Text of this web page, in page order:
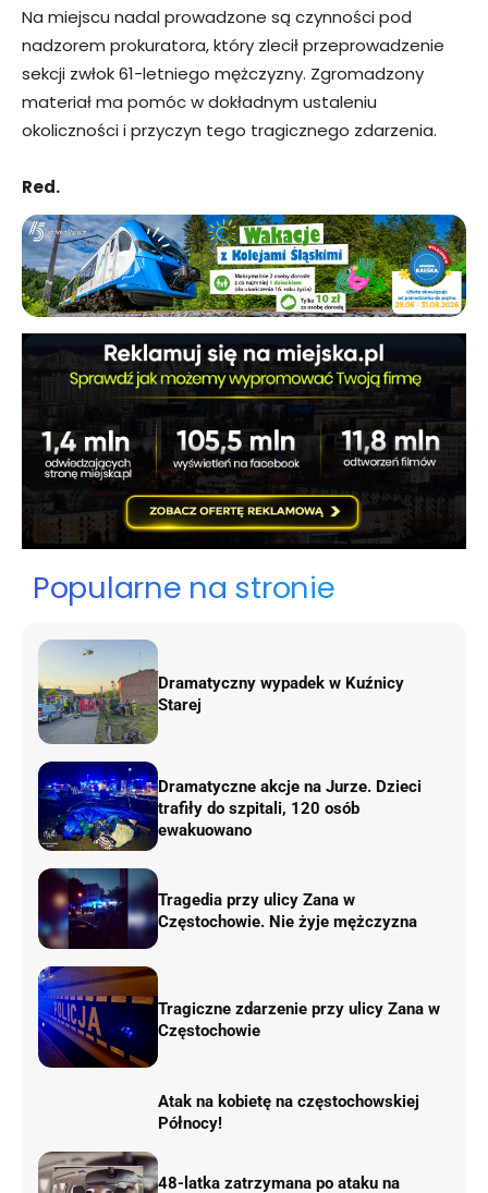
Na miejscu nadal prowadzone są czynności pod
nadzorem prokuratora, który zlecił przeprowadzenie
sekcji zwłok 61-letniego mężczyzny. Zgromadzony
materiał ma pomóc w dokładnym ustaleniu
okoliczności i przyczyn tego tragicznego zdarzenia.
Red.
Popularne na stronie
Dramatyczny wypadek w Kuźnicy
Starej
Dramatyczne akcje na Jurze. Dzieci
trafiły do szpitali, 120 osób
ewakuowano
Tragedia przy ulicy Zana w
Częstochowie. Nie żyje mężczyzna
Tragiczne zdarzenie przy ulicy Zana w
Częstochowie
Atak na kobietę na częstochowskiej
Północy!
48-latka zatrzymana po ataku na